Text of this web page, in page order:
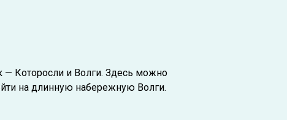
— Которосли и Волги. Здесь можно
на длинную набережную Волги.